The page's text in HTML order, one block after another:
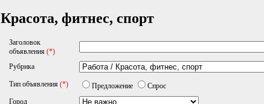
Красота, фитнес, спорт
Заголовок
объявления (*)
Рубрика
Тип объявления (*) Предложение
Спрос
Город